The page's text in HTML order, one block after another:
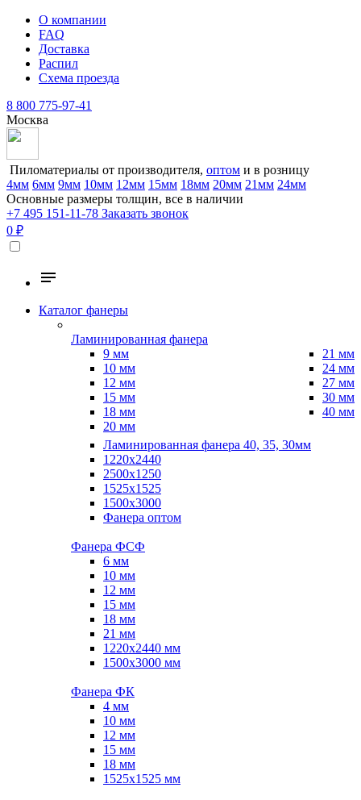
О компании
FAQ
Доставка
Распил
Схема проезда
8 800 775-97-41
Москва
Пиломатериалы от производителя, оптом и в розницу
4мм 6мм 9мм 10мм 12мм 15мм 18мм 20мм 21мм 24мм
Основные размеры толщин, все в наличии
+7 495 151-11-78 Заказать звонок
0 ₽
Каталог фанеры
Ламинированная фанера
9 мм
10 мм
12 мм
15 мм
18 мм
20 мм
21 мм
24 мм
27 мм
30 мм
40 мм
Ламинированная фанера 40, 35, 30мм
1220x2440
2500x1250
1525x1525
1500x3000
Фанера оптом
Фанера ФСФ
6 мм
10 мм
12 мм
15 мм
18 мм
21 мм
1220х2440 мм
1500х3000 мм
Фанера ФК
4 мм
10 мм
12 мм
15 мм
18 мм
1525х1525 мм